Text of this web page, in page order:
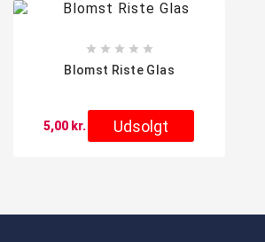
    
Blomst Riste Glas
5,00 kr. Udsolgt